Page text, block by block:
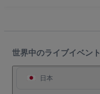
世界中のライブイベント
日本